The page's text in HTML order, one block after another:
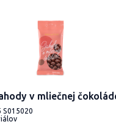
v mliečnej
S015020